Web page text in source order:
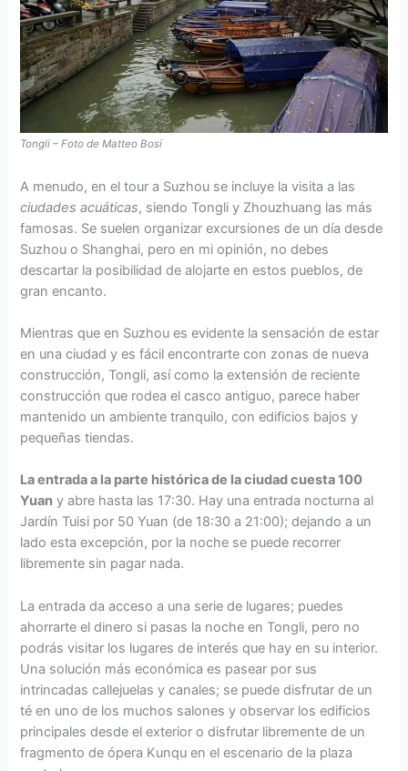
Tongli – Foto de Matteo Bosi
A menudo, en el tour a Suzhou se incluye la visita a las
ciudades acuáticas, siendo Tongli y Zhouzhuang las más
famosas. Se suelen organizar excursiones de un día desde
Suzhou o Shanghai, pero en mi opinión, no debes
descartar la posibilidad de alojarte en estos pueblos, de
gran encanto.
Mientras que en Suzhou es evidente la sensación de estar
en una ciudad y es fácil encontrarte con zonas de nueva
construcción, Tongli, así como la extensión de reciente
construcción que rodea el casco antiguo, parece haber
mantenido un ambiente tranquilo, con edificios bajos y
pequeñas tiendas.
La entrada a la parte histórica de la ciudad cuesta 100
Yuan y abre hasta las 17:30. Hay una entrada nocturna al
Jardín Tuisi por 50 Yuan (de 18:30 a 21:00); dejando a un
lado esta excepción, por la noche se puede recorrer
libremente sin pagar nada.
La entrada da acceso a una serie de lugares; puedes
ahorrarte el dinero si pasas la noche en Tongli, pero no
podrás visitar los lugares de interés que hay en su interior.
Una solución más económica es pasear por sus
intrincadas callejuelas y canales; se puede disfrutar de un
té en uno de los muchos salones y observar los edificios
principales desde el exterior o disfrutar libremente de un
fragmento de ópera Kunqu en el escenario de la plaza